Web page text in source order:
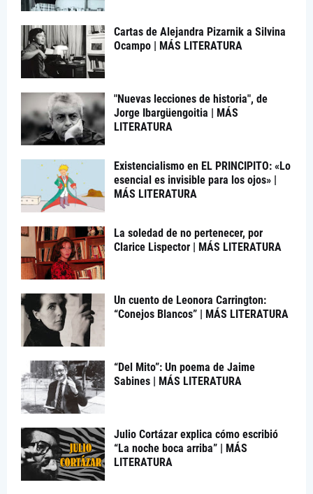
Cartas de Alejandra Pizarnik a Silvina
Ocampo | MÁS LITERATURA
"Nuevas lecciones de historia", de
Jorge Ibargüengoitia | MÁS
LITERATURA
Existencialismo en EL PRINCIPITO: «Lo
esencial es invisible para los ojos» |
MÁS LITERATURA
La soledad de no pertenecer, por
Clarice Lispector | MÁS LITERATURA
Un cuento de Leonora Carrington:
“Conejos Blancos” | MÁS LITERATURA
“Del Mito”: Un poema de Jaime
Sabines | MÁS LITERATURA
Julio Cortázar explica cómo escribió
“La noche boca arriba” | MÁS
LITERATURA